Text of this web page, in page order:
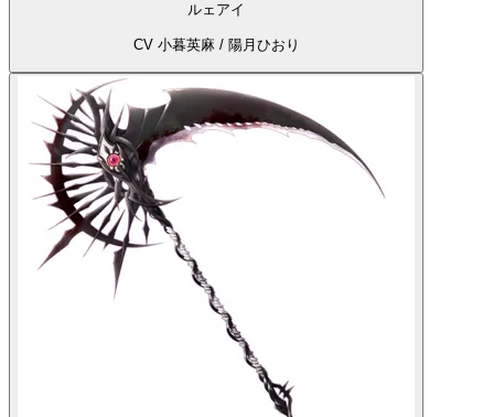
ルェアイ
CV 小暮英麻 / 陽月ひおり